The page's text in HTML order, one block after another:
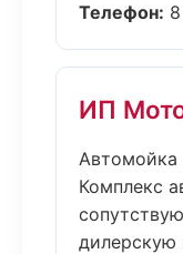
Телефон:
ИП
Автомойка
Комплекс
дилерскую